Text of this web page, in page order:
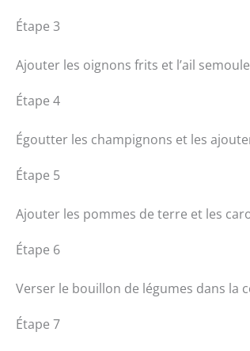
Étape 3
Ajouter les oignons frits et l’ail
Étape 4
Égoutter les champignons et les
Étape 5
Ajouter les pommes de terre et les
Étape 6
Verser le bouillon de légumes dans la
Étape 7